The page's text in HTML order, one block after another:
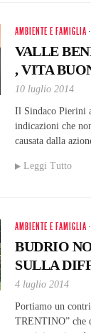
AMBIENTE E FAMIGLIA ·
VALLE
, VITA
10 luglio 2014
Il Sindaco Pierini
indicazioni che
causata dalla
Leggi Tutto
AMBIENTE E FAMIGLIA ·
BUDRIO
SULLA
4 luglio 2014
Portiamo un
TRENTINO” che